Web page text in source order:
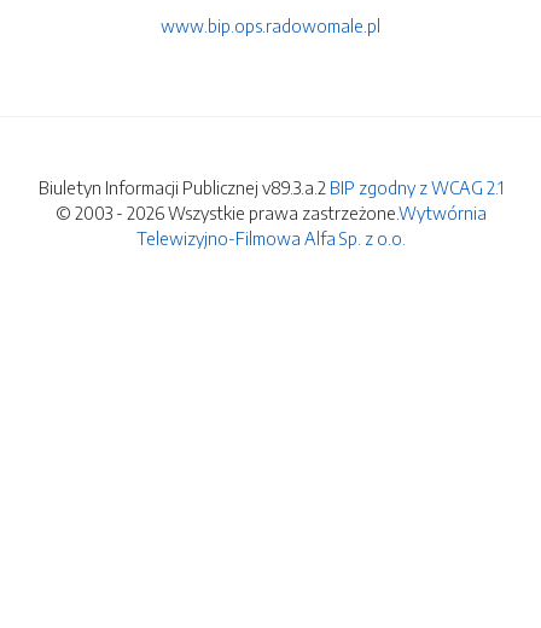
www.bip.ops.radowomale.pl
Biuletyn Informacji Publicznej v89.3.a.2 BIP zgodny z WCAG 2.1
© 2003 - 2026 Wszystkie prawa zastrzeżone.Wytwórnia
Telewizyjno-Filmowa Alfa Sp. z o.o.